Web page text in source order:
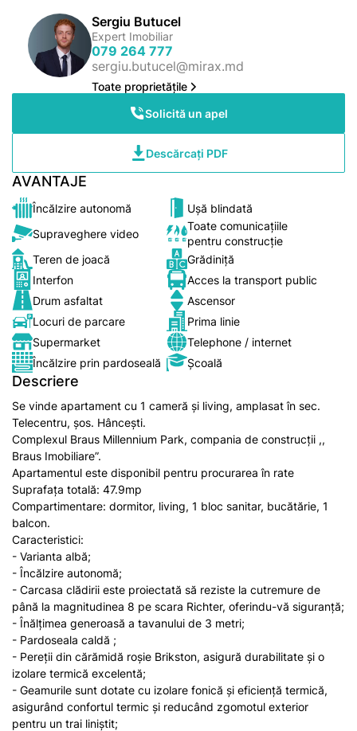
Sergiu Butucel
Expert Imobiliar
079 264 777
sergiu.butucel@mirax.md
Toate proprietățile
Solicită un apel
Descărcați PDF
AVANTAJE
Încălzire autonomă
Ușă blindată
Supraveghere video
Toate comunicațiile
pentru construcție
Teren de joacă
Grădiniță
Interfon
Acces la transport public
Drum asfaltat
Ascensor
Locuri de parcare
Prima linie
Supermarket
Telephone / internet
Încălzire prin pardoseală
Școală
Descriere
Se vinde apartament cu 1 cameră și living, amplasat în sec.
Telecentru, șos. Hâncești.
Complexul Braus Millennium Park, compania de construcții ,,
Braus Imobiliare”.
Apartamentul este disponibil pentru procurarea în rate
Suprafața totală: 47.9mp
Compartimentare: dormitor, living, 1 bloc sanitar, bucătărie, 1
balcon.
Caracteristici:
- Varianta albă;
- Încălzire autonomă;
- Carcasa clădirii este proiectată să reziste la cutremure de
până la magnitudinea 8 pe scara Richter, oferindu-vă siguranță;
- Înălțimea generoasă a tavanului de 3 metri;
- Pardoseala caldă ;
- Pereții din cărămidă roșie Brikston, asigură durabilitate și o
izolare termică excelentă;
- Geamurile sunt dotate cu izolare fonică și eficiență termică,
asigurând confortul termic și reducând zgomotul exterior
pentru un trai liniștit;